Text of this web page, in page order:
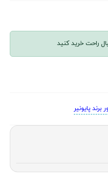
راحت خرید کنید
برند پایونیر